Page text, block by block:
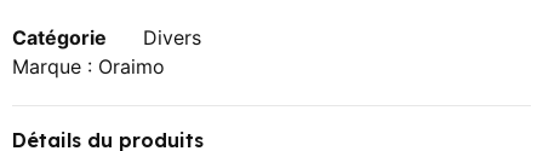
Catégorie
Divers
Marque : Oraimo
Détails du produits